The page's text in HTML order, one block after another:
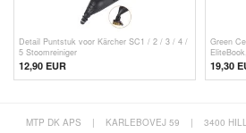
Detail Puntstuk voor Kärcher SC1 / 2 / 3 / 4 /
5 Stoomreiniger
12,90 EUR
Green
19,30
MTP DK APS | KARLEBOVEJ 59 | 3400